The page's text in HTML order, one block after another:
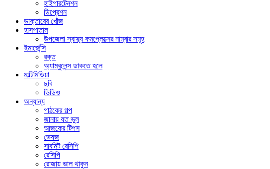
হাইপারটেনশন
ডিপ্রেশন
ডাক্তারের খোঁজ
হাসপাতাল
উপজেলা স্বাস্থ্য কমপ্লেক্সের নাম্বার সমূহ
ইমার্জেন্সি
রক্ত
অ্যাম্বুলেন্স ডাকতে হলে
মাল্টিমিডিয়া
ছবি
ভিডিও
অন্যান্য
পাঠকের গল্প
জানায় যত ভুল
আজকের টিপস
ভেষজ
সাবমিট রেসিপি
রেসিপি
রোজায় ভাল থাকুন